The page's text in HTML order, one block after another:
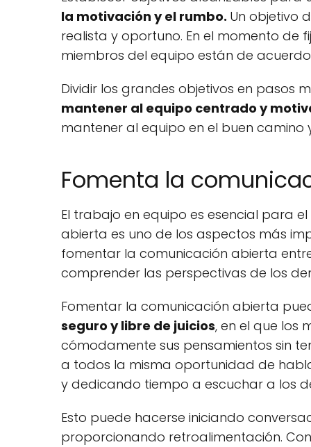
la motivación y el rumbo. Un objetivo
realista y oportuno. En el momento de
miembros del equipo están de
Dividir los grandes objetivos en pasos
mantener al equipo centrado y
mantener al equipo en el buen
Fomenta la
El trabajo en equipo es esencial para el
abierta es uno de los aspectos más
fomentar la comunicación abierta
comprender las perspectivas de los
Fomentar la comunicación abierta
seguro y libre de juicios, en el que los
cómodamente sus pensamientos sin
a todos la misma oportunidad de
y dedicando tiempo a escuchar a los
Esto puede hacerse iniciando
proporcionando retroalimentación.